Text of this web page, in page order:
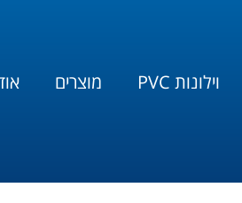
וילונות PVC מוצרים